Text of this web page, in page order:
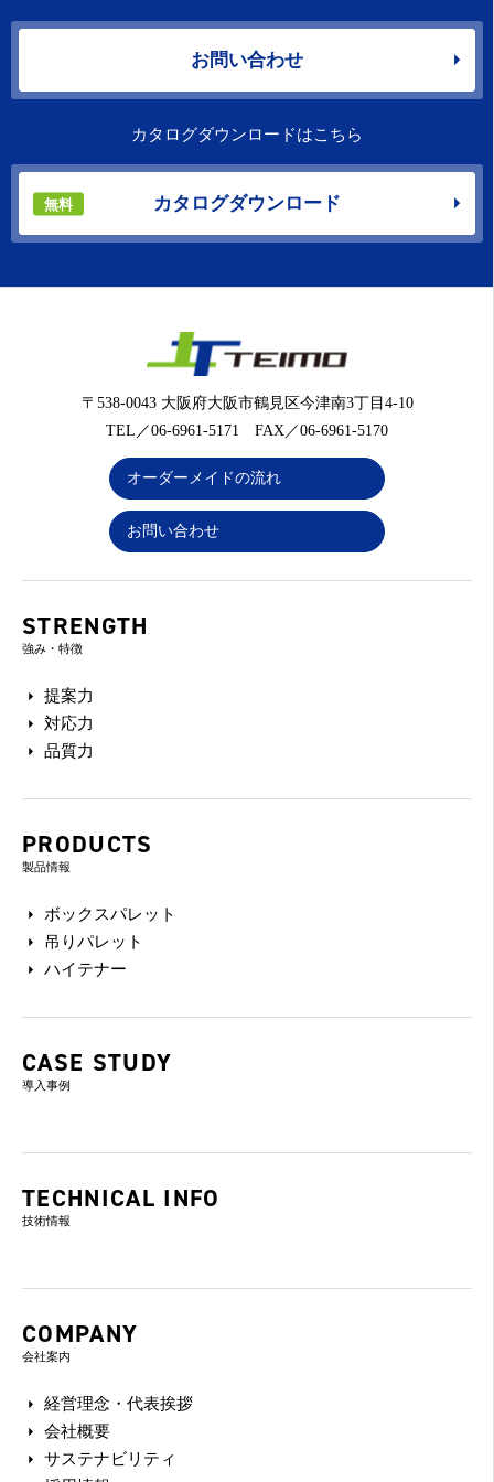
お問い合わせ
カタログダウンロードはこちら
無料 カタログダウンロード
〒538-0043 大阪府大阪市鶴見区今津南3丁目4-10
TEL／06-6961-5171 FAX／06-6961-5170
オーダーメイドの流れ
お問い合わせ
STRENGTH
強み・特徴
提案力
対応力
品質力
PRODUCTS
製品情報
ボックスパレット
吊りパレット
ハイテナー
CASE STUDY
導入事例
TECHNICAL INFO
技術情報
COMPANY
会社案内
経営理念・代表挨拶
会社概要
サステナビリティ